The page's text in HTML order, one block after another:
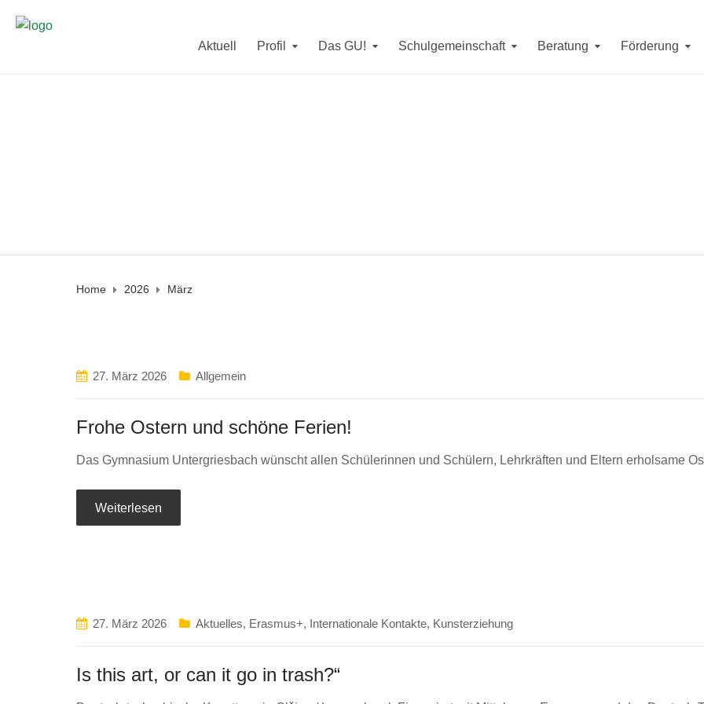
Aktuell Profil Das GU! Schulgemeinschaft Beratung Förderung
Home 2026 März
27. März 2026 Allgemein
Frohe Ostern und schöne Ferien!
Das Gymnasium Untergriesbach wünscht allen Schülerinnen und Schülern, Lehrkräften und Eltern erholsame
Weiterlesen
27. März 2026 Aktuelles, Erasmus+, Internationale Kontakte, Kunsterziehung
Is this art, or can it go in trash?“
Sekretariat und Direktorat sind in der letzten Ferienwoche ( 7. - 11. September, 14. September ) jeweils von 9
10. - 12. August und vom 2. bis 4. Septembererreichen Sie uns telefonisch unter08593/